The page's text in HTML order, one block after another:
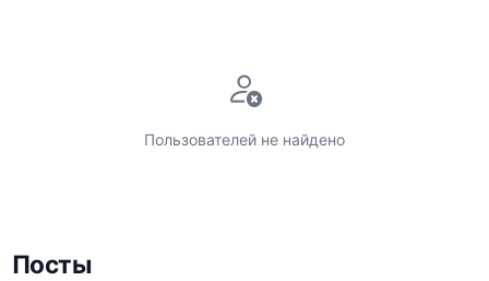
Пользователей не найдено
Посты